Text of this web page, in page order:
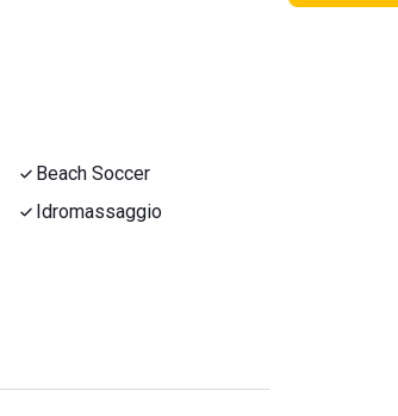
Beach Soccer
Idromassaggio